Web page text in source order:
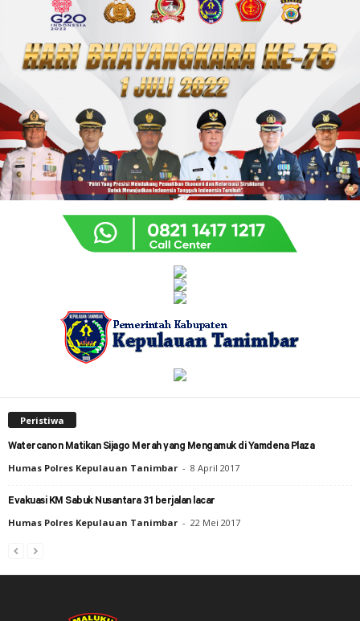
Peristiwa
Watercanon Matikan Sijago Merah yang Mengamuk di Yamdena Plaza
Humas Polres Kepulauan Tanimbar - 8 April 2017
Evakuasi KM Sabuk Nusantara 31 berjalan lacar
Humas Polres Kepulauan Tanimbar - 22 Mei 2017